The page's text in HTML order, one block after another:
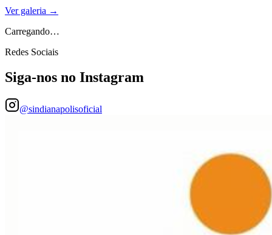
Ver galeria →
Carregando…
Redes Sociais
Siga-nos no Instagram
@sindianapolisoficial